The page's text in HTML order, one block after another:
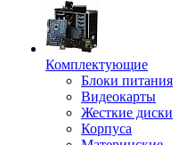
Комплектующие
Блоки питания
Видеокарты
Жесткие диски
Корпуса